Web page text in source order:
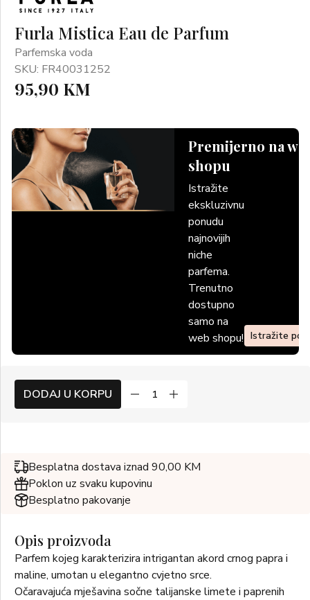
Furla Mistica Eau de Parfum
Parfemska voda
SKU: FR40031252
95,90 KM
Premijerno na
shopu
Istražite
ekskluzivnu
ponudu
najnovijih
niche
parfema.
Trenutno
dostupno
samo na
web shopu! Istražite
DODAJ U KORPU
Besplatna dostava iznad 90,00 KM
Poklon uz svaku kupovinu
Besplatno pakovanje
Opis proizvoda
Parfem kojeg karakterizira intrigantan akord crnog papra i
maline, umotan u elegantno cvjetno srce.
Očaravajuća mješavina sočne talijanske limete i paprenih